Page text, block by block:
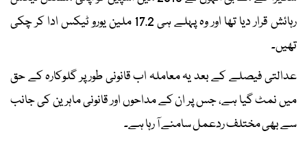
رہائش قرار دیا تھا اور وہ پہلے ہی 17.2 ملین یورو ٹیکس ادا کر چکی
تھیں۔
عدالتی فیصلے کے بعد یہ معاملہ اب قانونی طور پر گلوکارہ کے حق
میں نمٹ گیا ہے، جس پر ان کے مداحوں اور قانونی ماہرین کی جانب
سے بھی مختلف ردعمل سامنے آ رہا ہے۔